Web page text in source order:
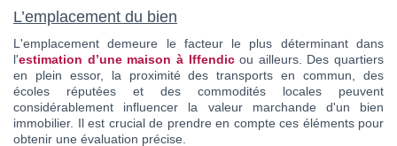
L’emplacement du bien
L'emplacement demeure le facteur le plus déterminant dans
l'estimation d’une maison à Iffendicou ailleurs. Des quartiers
en plein essor, la proximité des transports en commun, des
écoles réputées et des commodités locales peuvent
considérablement influencer la valeur marchande d'un bien
immobilier. Il est crucial de prendre en compte ces éléments pour
obtenir une évaluation précise.